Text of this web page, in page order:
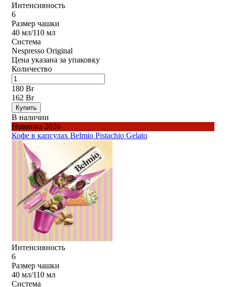
Интенсивность
6
Размер чашки
40 мл/110 мл
Система
Nespresso Original
Цена указана за упаковку
Количество
180 Br
162 Br
Купить
В наличии
Новинка 2026
Кофе в капсулах Belmio Pistachio Gelato
Интенсивность
6
Размер чашки
40 мл/110 мл
Система